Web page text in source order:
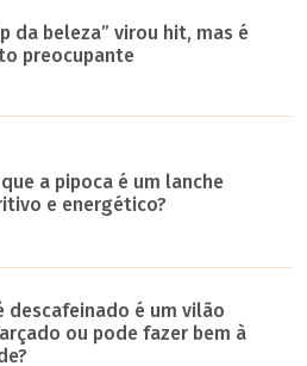
da beleza” virou hit, mas é
preocupante
a pipoca é um lanche
e energético?
descafeinado é um vilão
ou pode fazer bem à